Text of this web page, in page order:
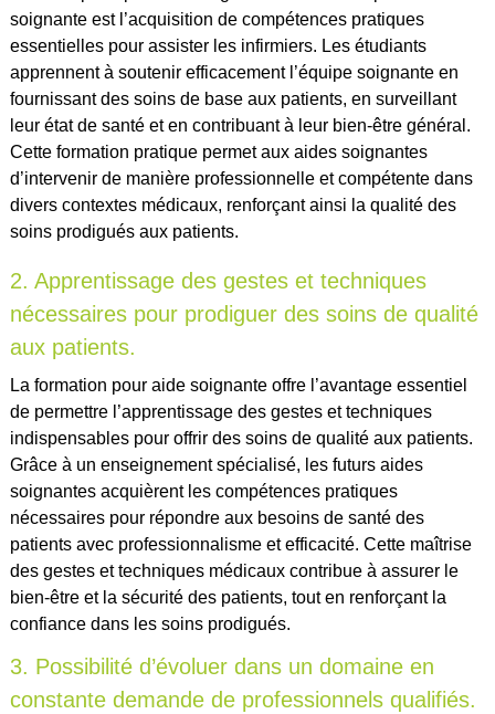
soignante est l’acquisition de compétences pratiques
essentielles pour assister les infirmiers. Les étudiants
apprennent à soutenir efficacement l’équipe soignante en
fournissant des soins de base aux patients, en surveillant
leur état de santé et en contribuant à leur bien-être général.
Cette formation pratique permet aux aides soignantes
d’intervenir de manière professionnelle et compétente dans
divers contextes médicaux, renforçant ainsi la qualité des
soins prodigués aux patients.
2. Apprentissage des gestes et techniques
nécessaires pour prodiguer des soins de qualité
aux patients.
La formation pour aide soignante offre l’avantage essentiel
de permettre l’apprentissage des gestes et techniques
indispensables pour offrir des soins de qualité aux patients.
Grâce à un enseignement spécialisé, les futurs aides
soignantes acquièrent les compétences pratiques
nécessaires pour répondre aux besoins de santé des
patients avec professionnalisme et efficacité. Cette maîtrise
des gestes et techniques médicaux contribue à assurer le
bien-être et la sécurité des patients, tout en renforçant la
confiance dans les soins prodigués.
3. Possibilité d’évoluer dans un domaine en
constante demande de professionnels qualifiés.